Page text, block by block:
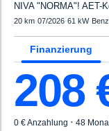
NIVA "NORMA"! AET-
20 km·07/2026·61 kW·
Finanzierung
208
0 € Anzahlung · 48